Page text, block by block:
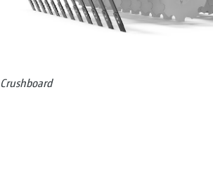
Crushboard